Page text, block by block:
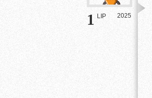
1 LIP 2025